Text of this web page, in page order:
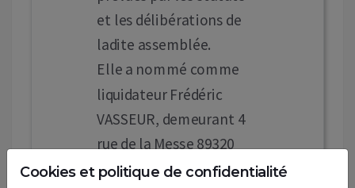
et les délibérations de
ladite assemblée.
Elle a nommé comme
liquidateur Frédéric
VASSEUR, demeurant 4
rue de la Messe 89320
VILLECHETIVE, pour
Cookies et politique de confidentialité